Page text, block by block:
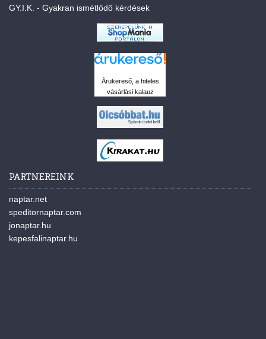
GY.I.K. - Gyakran ismétlődő kérdések
Árukereső, a hiteles
vásárlási kalauz
PARTNEREINK
naptar.net
speditornaptar.com
jonaptar.hu
kepesfalinaptar.hu